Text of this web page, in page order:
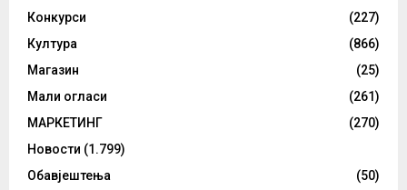
Конкурси
(227)
Култура
(866)
Магазин
(25)
Мали огласи
(261)
МАРКЕТИНГ
(270)
Новости (1.799)
Обавјештења
(50)